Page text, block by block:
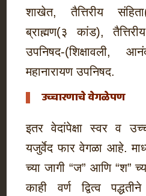
शाखेत, तैत्तिरीय
ब्राह्मण(३ कांड),
उपनिषद-(शिक्षावली,
महानारायण उपनिषद.
उच्चारणाचे वेगळेपण
इतर वेदांपेक्षा स्वर व
यजुर्वेद फार वेगळा आहे.
च्या जागी “ज” आणि “श”
काही वर्ण द्वित्व